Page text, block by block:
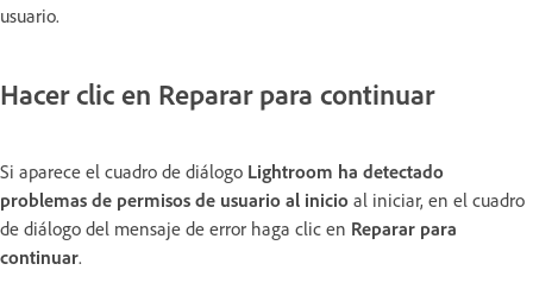
usuario.
Hacer clic en Reparar para continuar
Si aparece el cuadro de diálogo Lightroom ha detectado
problemas de permisos de usuario al inicio al iniciar, en el cuadro
de diálogo del mensaje de error haga clic en Reparar para
continuar.